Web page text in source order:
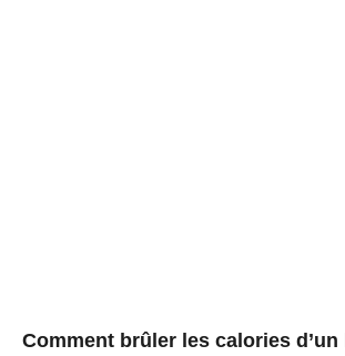
Comment brûler les calories d’un